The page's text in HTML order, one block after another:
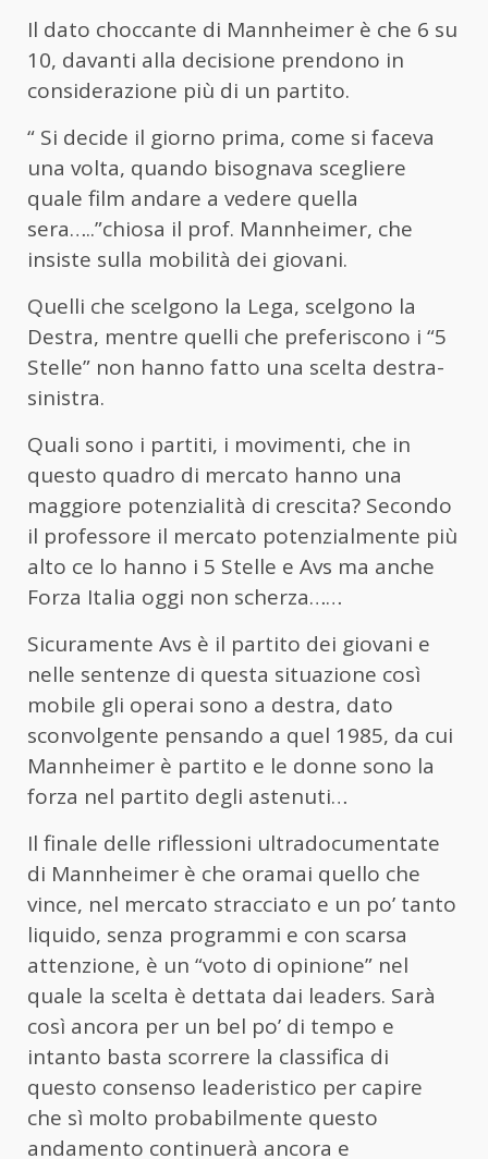
Il dato choccante di Mannheimer è che 6 su
10, davanti alla decisione prendono in
considerazione più di un partito.
“ Si decide il giorno prima, come si faceva
una volta, quando bisognava scegliere
quale film andare a vedere quella
sera…..”chiosa il prof. Mannheimer, che
insiste sulla mobilità dei giovani.
Quelli che scelgono la Lega, scelgono la
Destra, mentre quelli che preferiscono i “5
Stelle” non hanno fatto una scelta destra-
sinistra.
Quali sono i partiti, i movimenti, che in
questo quadro di mercato hanno una
maggiore potenzialità di crescita? Secondo
il professore il mercato potenzialmente più
alto ce lo hanno i 5 Stelle e Avs ma anche
Forza Italia oggi non scherza……
Sicuramente Avs è il partito dei giovani e
nelle sentenze di questa situazione così
mobile gli operai sono a destra, dato
sconvolgente pensando a quel 1985, da cui
Mannheimer è partito e le donne sono la
forza nel partito degli astenuti…
Il finale delle riflessioni ultradocumentate
di Mannheimer è che oramai quello che
vince, nel mercato stracciato e un po’ tanto
liquido, senza programmi e con scarsa
attenzione, è un “voto di opinione” nel
quale la scelta è dettata dai leaders. Sarà
così ancora per un bel po’ di tempo e
intanto basta scorrere la classifica di
questo consenso leaderistico per capire
che sì molto probabilmente questo
andamento continuerà ancora e